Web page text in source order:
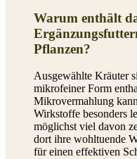
Warum enthält
Pflanzen?
Ausgewählte Kräuter
mikrofeiner Form
Mikrovermahlung
Wirkstoffe besonders
möglichst viel davon
dort ihre wohltuende
für einen effektiven